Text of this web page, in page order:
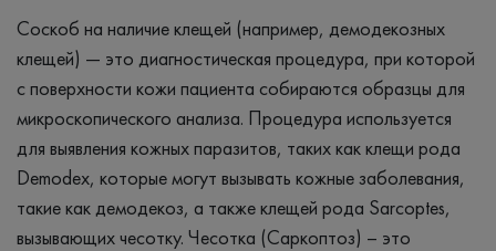
Соскоб на наличие клещей (например, демодекозных
клещей) — это диагностическая процедура, при которой
с поверхности кожи пациента собираются образцы для
микроскопического анализа. Процедура используется
для выявления кожных паразитов, таких как клещи рода
Demodex, которые могут вызывать кожные заболевания,
такие как демодекоз, а также клещей рода Sarcoptes,
вызывающих чесотку. Чесотка (Саркоптоз) – это